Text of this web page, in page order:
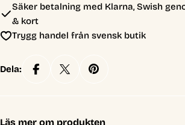
Säker betalning med Klarna, Swish
& kort
Trygg handel från svensk butik
Dela:
Läs mer om produkten